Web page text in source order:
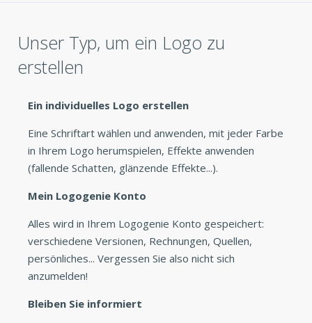
Unser Typ, um ein Logo zu
erstellen
Ein individuelles Logo erstellen
Eine Schriftart wählen und anwenden, mit jeder Farbe
in Ihrem Logo herumspielen, Effekte anwenden
(fallende Schatten, glänzende Effekte...).
Mein Logogenie Konto
Alles wird in Ihrem Logogenie Konto gespeichert:
verschiedene Versionen, Rechnungen, Quellen,
persönliches... Vergessen Sie also nicht sich
anzumelden!
Bleiben Sie informiert